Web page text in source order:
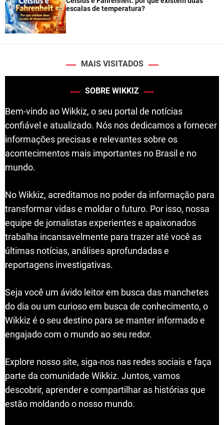
escalas de temperatura?
MAIS VISITADOS
SOBRE WIKKIZ
Bem-vindo ao Wikkiz, o seu portal de notícias
confiável e atualizado. Nós nos dedicamos a fornecer
informações precisas e relevantes sobre os
acontecimentos mais importantes no Brasil e no
mundo.
No Wikkiz, acreditamos no poder da informação para
transformar vidas e moldar o futuro. Por isso, nossa
equipe de jornalistas experientes e apaixonados
trabalha incansavelmente para trazer até você as
últimas notícias, análises aprofundadas e
reportagens investigativas.
Seja você um ávido leitor em busca das manchetes
do dia ou um curioso em busca de conhecimento, o
Wikkiz é o seu destino para se manter informado e
engajado com o mundo ao seu redor.
Explore nosso site, siga-nos nas redes sociais e faça
parte da comunidade Wikkiz. Juntos, vamos
descobrir, aprender e compartilhar as histórias que
estão moldando o nosso mundo.